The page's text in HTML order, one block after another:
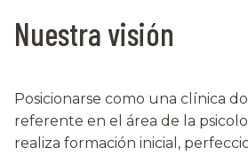
Nuestra visión
Posicionarse como una clínica
referente en el área de la
realiza formación inicial,